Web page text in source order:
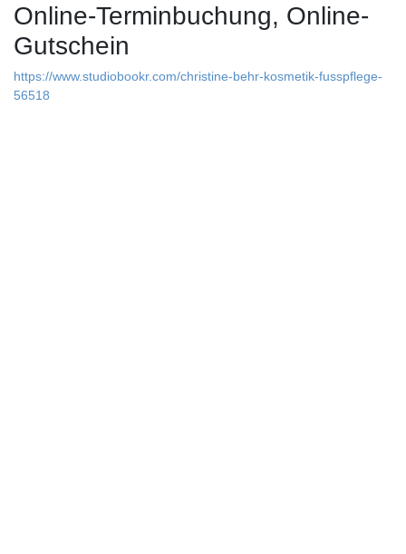
Online-Terminbuchung, Online-
Gutschein
https://www.studiobookr.com/christine-behr-kosmetik-fusspflege-
56518